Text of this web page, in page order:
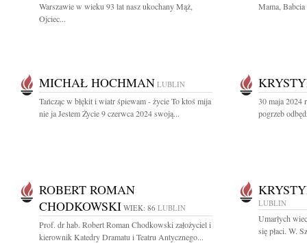
Warszawie w wieku 93 lat nasz ukochany Mąż,
Ojciec...
Mama,
MICHAŁ HOCHMAN LUBLIN
Tańcząc w błękit i wiatr śpiewam - życie To ktoś mija
nie ja Jestem Życie 9 czerwca 2024 swoją...
30 maja 2024
pogrzeb
ROBERT ROMAN
CHODKOWSKI WIEK: 86 LUBLIN
Prof. dr hab. Robert Roman Chodkowski założyciel i
kierownik Katedry Dramatu i Teatru Antycznego...
LUBLIN
Umarłych
się płaci. W.